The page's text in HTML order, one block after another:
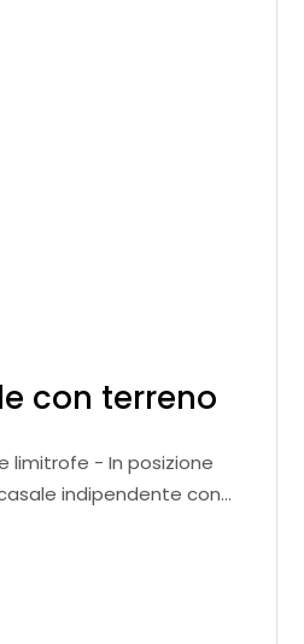
con terreno
limitrofe - In posizione
indipendente con
e terreno. Al piano